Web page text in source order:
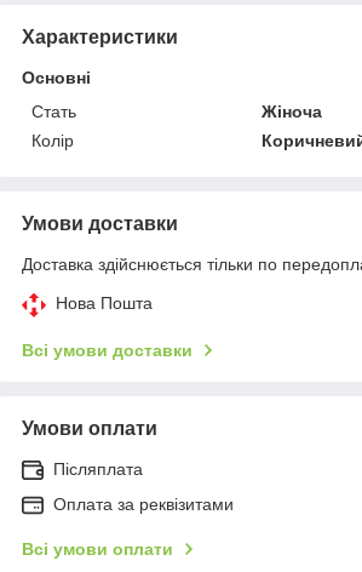
Характеристики
Основні
Стать
Жіноча
Колір
Умови доставки
Доставка здійснюється тільки по
Нова Пошта
Всі умови доставки
Умови оплати
Післяплата
Оплата за реквізитами
Всі умови оплати